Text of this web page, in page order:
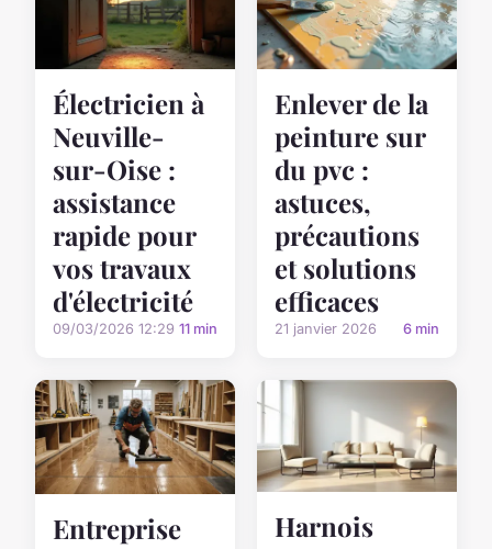
Électricien à
Neuville-
sur-Oise :
assistance
rapide pour
vos travaux
d'électricité
09/03/2026 12:29 11 min
Enlever de la
peinture sur
du pvc :
astuces,
précautions
et solutions
efficaces
21 janvier 2026 6 min
Entreprise
Harnois